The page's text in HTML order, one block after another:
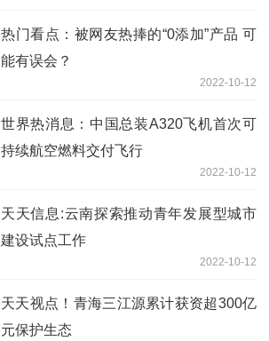
热门看点：被网友热捧的“0添加”产品 可
能有误会？
2022-10-12
世界热消息：中国总装A320飞机首次可
持续航空燃料交付飞行
2022-10-12
天天信息:云南探索推动青年发展型城市
建设试点工作
2022-10-12
天天视点！青海三江源累计获资超300亿
元保护生态